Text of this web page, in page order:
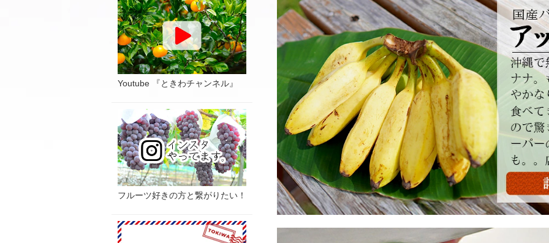
Youtube 『ときわチャンネル』
フルーツ好きの方と繋がりたい！